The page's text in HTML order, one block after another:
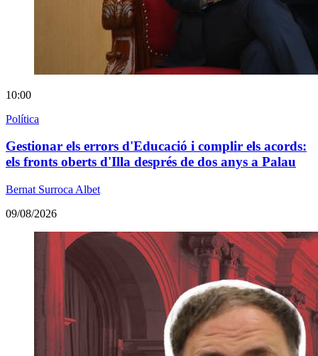
10:00
Política
Gestionar els errors d'Educació i complir els acords:
els fronts oberts d'Illa després de dos anys a Palau
Bernat Surroca Albet
09/08/2026